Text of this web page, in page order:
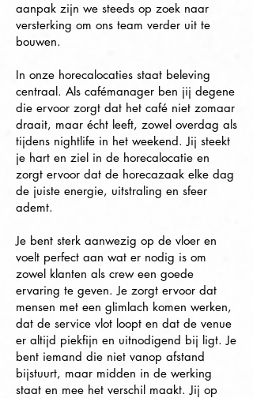
aanpak zijn we steeds op zoek naar
versterking om ons team verder uit te
bouwen.
In onze horecalocaties staat beleving
centraal. Als cafémanager ben jij degene
die ervoor zorgt dat het café niet zomaar
draait, maar écht leeft, zowel overdag als
tijdens nightlife in het weekend. Jij steekt
je hart en ziel in de horecalocatie en
zorgt ervoor dat de horecazaak elke dag
de juiste energie, uitstraling en sfeer
ademt.
Je bent sterk aanwezig op de vloer en
voelt perfect aan wat er nodig is om
zowel klanten als crew een goede
ervaring te geven. Je zorgt ervoor dat
mensen met een glimlach komen werken,
dat de service vlot loopt en dat de venue
er altijd piekfijn en uitnodigend bij ligt. Je
bent iemand die niet vanop afstand
bijstuurt, maar midden in de werking
staat en mee het verschil maakt. Jij op